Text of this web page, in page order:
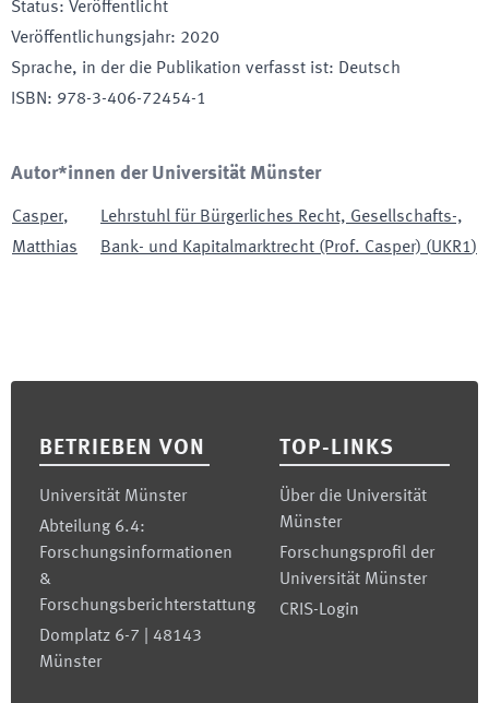
Status: Veröffentlicht
Veröffentlichungsjahr: 2020
Sprache, in der die Publikation verfasst ist: Deutsch
ISBN: 978-3-406-72454-1
Autor*innen der Universität Münster
Casper,
Matthias
Lehrstuhl für Bürgerliches Recht, Gesellschafts-,
Bank- und Kapitalmarktrecht (Prof. Casper) (UKR1)
BETRIEBEN VON
Universität Münster
Abteilung 6.4:
Forschungsinformationen
&
Forschungsberichterstattung
Domplatz 6-7 | 48143
Münster
TOP-LINKS
Über die Universität
Münster
Forschungsprofil der
Universität Münster
CRIS-Login